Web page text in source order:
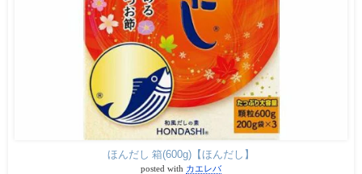
ほんだし 箱(600g)【ほんだし】
posted with カエレバ